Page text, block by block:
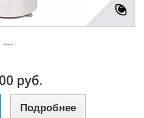
...
руб.
Подробнее